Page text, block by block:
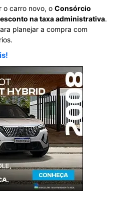
o carro novo, o Consórcio
na taxa administrativa.
planejar a compra com